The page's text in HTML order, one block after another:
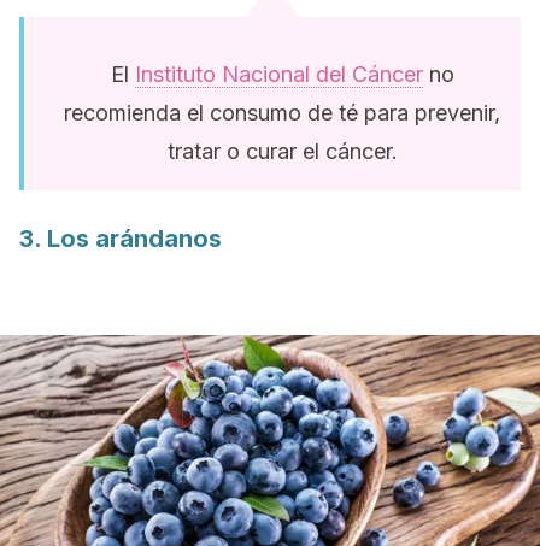
El Instituto Nacional del Cáncerno
recomienda el consumo de té para prevenir,
tratar o curar el cáncer.
3. Los arándanos